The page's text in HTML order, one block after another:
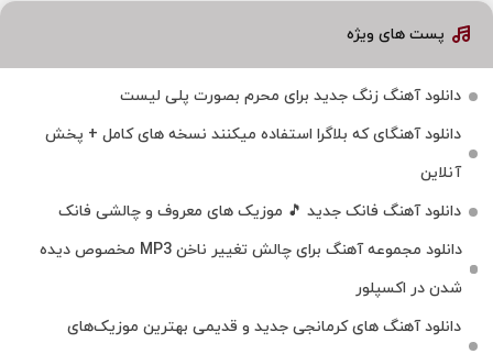
پست های ویژه
دانلود آهنگ زنگ جدید برای محرم بصورت پلی لیست
دانلود آهنگای که بلاگرا استفاده میکنند نسخه های کامل + پخش
آنلاین
دانلود آهنگ فانک جدید 🎵 موزیک‌ های معروف و چالشی فانک
دانلود مجموعه آهنگ برای چالش تغییر ناخن MP3 مخصوص دیده
شدن در اکسپلور
دانلود آهنگ‌ های کرمانجی جدید و قدیمی بهترین موزیک‌های